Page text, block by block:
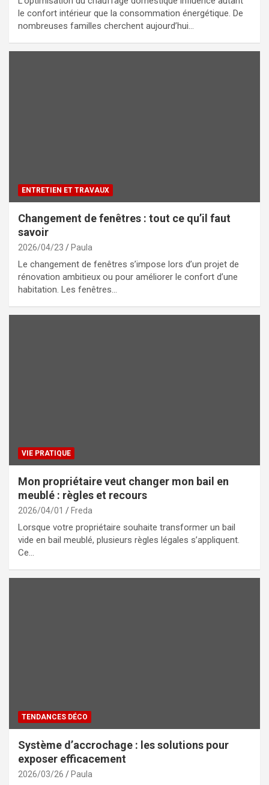
le confort intérieur que la consommation énergétique. De
nombreuses familles cherchent aujourd’hui…
ENTRETIEN ET TRAVAUX
Changement de fenêtres : tout ce qu’il faut
savoir
2026/04/23 Paula
Le changement de fenêtres s’impose lors d’un projet de
rénovation ambitieux ou pour améliorer le confort d’une
habitation. Les fenêtres…
VIE PRATIQUE
Mon propriétaire veut changer mon bail en
meublé : règles et recours
2026/04/01 Freda
Lorsque votre propriétaire souhaite transformer un bail
vide en bail meublé, plusieurs règles légales s’appliquent.
Ce…
TENDANCES DÉCO
Système d’accrochage : les solutions pour
exposer efficacement
2026/03/26 Paula